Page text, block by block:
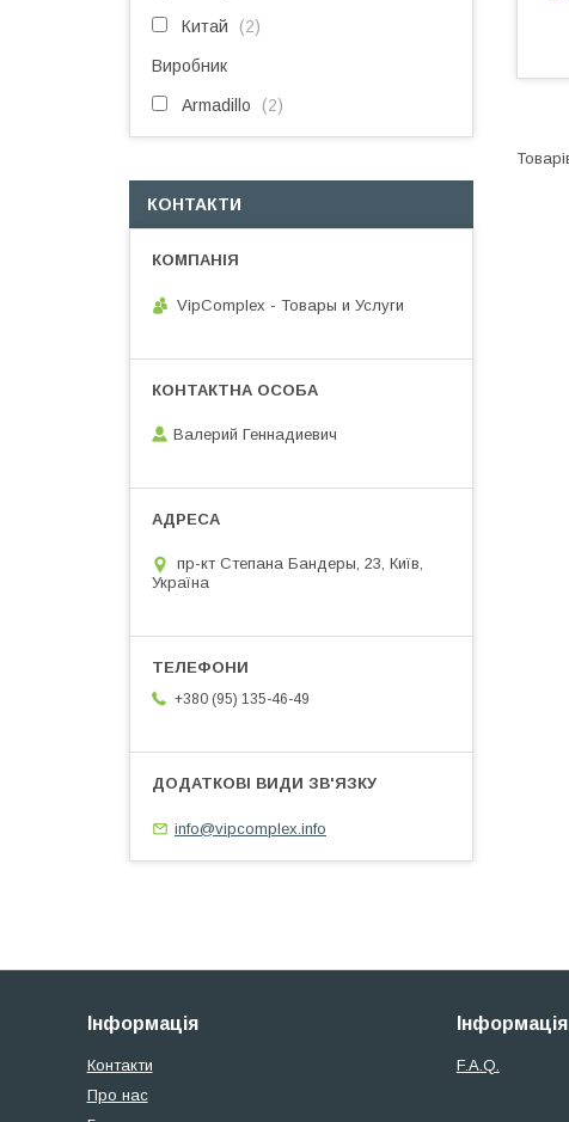
Китай 2
Виробник
Armadillo 2
КОНТАКТИ
VipComplex - Товары и Услуги
Валерий Геннадиевич
пр-кт Степана Бандеры, 23, Київ,
Україна
+380 (95) 135-46-49
info@vipcomplex.info
Інформація
Контакти
Про нас
Інформація
F.A.Q.